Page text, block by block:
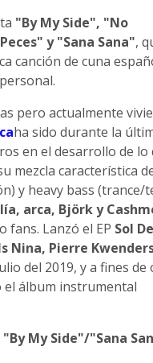
"By My Side", "No
y "Sana Sana",
canción de cuna
pero actualmente
ha sido durante la
en el desarrollo de lo
mezcla característica
y heavy bass (trance/
arca, Björk y
fans. Lanzó el EP Sol
Nina, Pierre
del 2019, y a fines de
el álbum instrumental
"By My Side"/"Sana